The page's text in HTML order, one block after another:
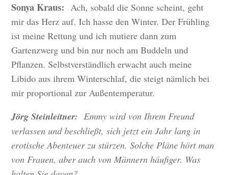
Sonya Kraus: Ach, sobald die Sonne scheint, geht
mir das Herz auf. Ich hasse den Winter. Der Frühling
ist meine Rettung und ich mutiere dann zum
Gartenzwerg und bin nur noch am Buddeln und
Pflanzen. Selbstverständlich erwacht auch meine
Libido aus ihrem Winterschlaf, die steigt nämlich bei
mir proportional zur Außentemperatur.
Jörg Steinleitner:Emmy wird von Ihrem Freund
verlassen und beschließt, sich jetzt ein Jahr lang in
erotische Abenteuer zu stürzen. Solche Pläne hört man
von Frauen, aber auch von Männern häufiger. Was